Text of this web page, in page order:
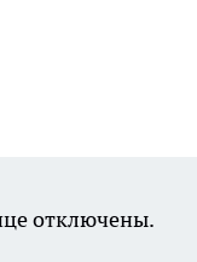
отключены.